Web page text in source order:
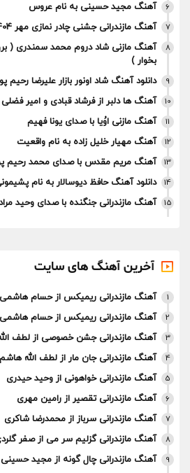
6 آهنگ مجید حسینی به نام عروس
7 آهنگ مازندرانی جشنی چادر نمازی مهر 1404 از محمد اسمعلی
8
آهنگ مازنی شاد دروم محمد سمندری (
بخوار )
9 دانلود آهنگ شاد اونور بازار علیرضا رحیم
10 آهنگ ها دلبر از فرشاد قبادی و امیر فضلی
11 آهنگ مازنی اوُیا با صدای یونا فهیم
12 آهنگ مهیار خلیل زاده به نام واقعیت
13 آهنگ مریم مقدس با صدای محمد رحیم
14 دانلود آهنگ حافظ دیوسالار به نام
15 آهنگ مازندرانی جنگنده با صدای وحید
آخرین آهنگ های سایت
1 آهنگ مازندرانی ریمیکس از حسام هاشمی
2 آهنگ مازندرانی ریمیکس از حسام هاشمی
3 آهنگ مازندرانی جشن خصوصی از لطف
4 آهنگ مازندرانی جان مار از لطف الله هاشم
5 آهنگ مازندرانی خواهونی از وحید حیدری
6 آهنگ مازندرانی تقصیر از رامین مهری
7 آهنگ مازندرانی سرباز از محمدرضا شاکری
8 آهنگ مازندرانی گزلیم سر می از صفر
9 آهنگ مازندرانی چال گونه از مجید حسینی